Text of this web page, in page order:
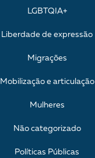
LGBTQIA+
Liberdade de expressão
Migrações
Mobilização e articulação
Mulheres
Não categorizado
Políticas Públicas